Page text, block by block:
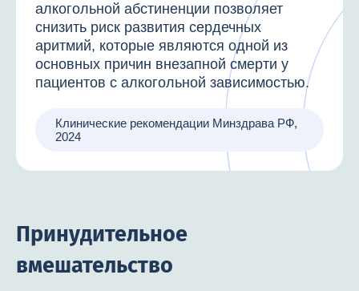
алкогольной абстиненции позволяет
снизить риск развития сердечных
аритмий, которые являются одной из
основных причин внезапной смерти у
пациентов с алкогольной зависимостью.
Клинические рекомендации Минздрава РФ,
2024
Принудительное
вмешательство